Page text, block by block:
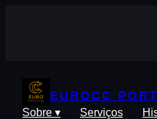
EUROCC
Sobre ▾ Serviços